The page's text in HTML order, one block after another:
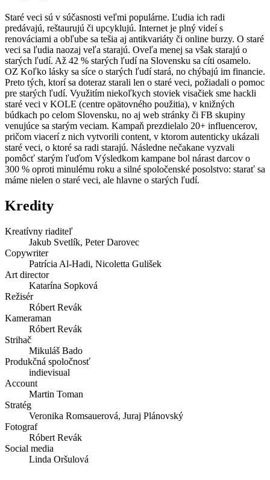
Staré veci sú v súčasnosti veľmi populárne. Ľudia ich radi
predávajú, reštaurujú či upcyklujú. Internet je plný videí s
renováciami a obľube sa tešia aj antikvariáty či online burzy. O staré
veci sa ľudia naozaj veľa starajú. Oveľa menej sa však starajú o
starých ľudí. Až 42 % starých ľudí na Slovensku sa cíti osamelo.
OZ Koľko lásky sa síce o starých ľudí stará, no chýbajú im financie.
Preto tých, ktorí sa doteraz starali len o staré veci, požiadali o pomoc
pre starých ľudí. Využitím niekoľkych stoviek visačiek sme hackli
staré veci v KOLE (centre opätovného použitia), v knižných
búdkach po celom Slovensku, no aj web stránky či FB skupiny
venujúce sa starým veciam. Kampaň prezdielalo 20+ influencerov,
pričom viacerí z nich vytvorili content, v ktorom autenticky ukázali
staré veci, o ktoré sa radi starajú. Následne nečakane vyzvali
pomôcť starým ľuďom Výsledkom kampane bol nárast darcov o
300 % oproti minulému roku a silné spoločenské posolstvo: starať sa
máme nielen o staré veci, ale hlavne o starých ľudí.
Kredity
Kreatívny riaditeľ
Jakub Svetlík, Peter Darovec
Copywriter
Patrícia Al-Hadi, Nicoletta Gulišek
Art director
Katarína Sopková
Režisér
Róbert Revák
Kameraman
Róbert Revák
Strihač
Mikuláš Bado
Produkčná spoločnosť
indievisual
Account
Martin Toman
Stratég
Veronika Romsauerová, Juraj Plánovský
Fotograf
Róbert Revák
Social media
Linda Oršulová